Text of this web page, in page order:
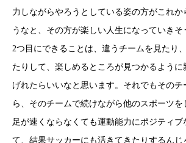
力しながらやろうとしている姿の方がこれか
うなと、その方が楽しい人生になっていきそ
2つ目にできることは、違うチームを見たり
たりして、楽しめるところが見つかるように
げれたらいいなと思います。それでもそのチ
ら、そのチームで続けながら他のスポーツを
足が速くならなくても運動能力にポジティブ
て、結果サッカーにも活きてきたりするんじ